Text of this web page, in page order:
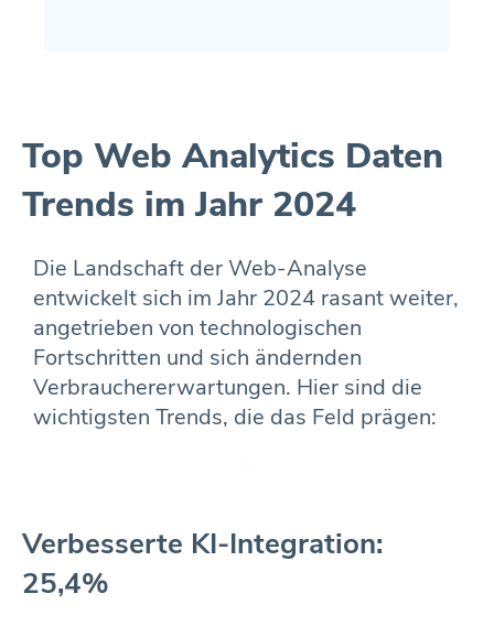
Top Web Analytics Daten
Trends im Jahr 2024
Die Landschaft der Web-Analyse
entwickelt sich im Jahr 2024 rasant weiter,
angetrieben von technologischen
Fortschritten und sich ändernden
Verbrauchererwartungen. Hier sind die
wichtigsten Trends, die das Feld prägen:
Verbesserte KI-Integration:
25,4%